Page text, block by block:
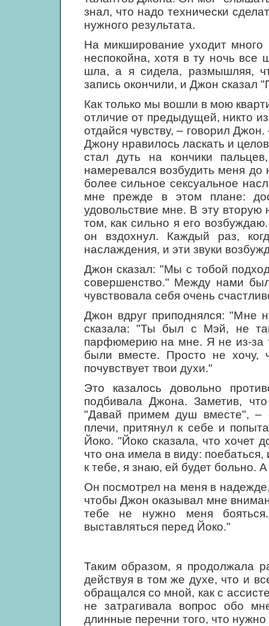
знал, что надо технически
нужного результата.
На микширование уходит много
неспокойна, хотя в ту ночь
шла, а я сидела, размышляя,
запись окончили, и Джон сказал
Как только мы вошли в мою
отличие от предыдущей, никто
отдайся чувству, – говорил
Джону нравилось ласкать и
стал дуть на кончики
намеревался возбудить меня до
более сильное сексуальное
мне прежде в этом плане:
удовольствие мне. В эту вторую
том, как сильно я его
он вздохнул. Каждый раз,
наслаждения, и эти звуки
Джон сказал: "Мы с тобой
совершенство." Между нами
чувствовала себя очень
Джон вдруг приподнялся: "Мне
сказала: "Ты был с Мэй, не
парфюмерию на мне. Я не из-за
были вместе. Просто не хочу,
почувствует твои духи."
Это казалось довольно
подбивала Джона. Заметив,
"Давай примем душ вместе", –
плечи, притянул к себе и
Йоко. "Йоко сказала, что хочет
что она имела в виду:
к тебе, я знаю, ей будет больно.
Он посмотрел на меня в
чтобы Джон оказывал мне
тебе не нужно меня
выставляться перед Йоко."
Таким образом, я продолжала
действуя в том же духе, что и
обращался со мной, как с
не затрагивала вопрос обо
длинные перечни того, что нужно